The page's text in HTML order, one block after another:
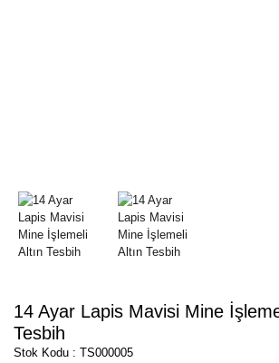
14 Ayar Lapis Mavisi Mine
Tesbih
Stok Kodu : TS000005